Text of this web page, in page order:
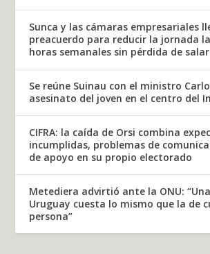
Sunca y las cámaras empresariales
preacuerdo para reducir la jornada
horas semanales sin pérdida de
Se reúne Suinau con el ministro
asesinato del joven en el centro del
CIFRA: la caída de Orsi combina
incumplidas, problemas de
de apoyo en su propio electorado
Metediera advirtió ante la ONU:
Uruguay cuesta lo mismo que la de
persona”